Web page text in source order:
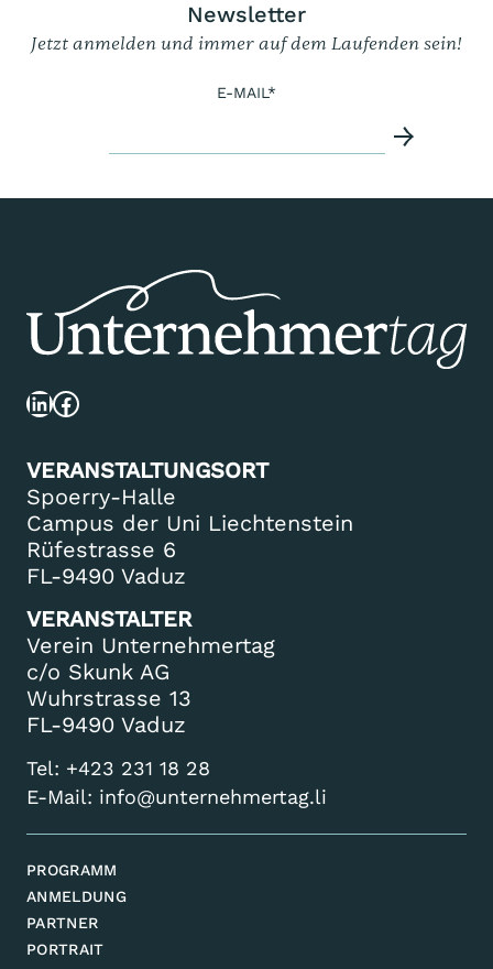
Newsletter
Jetzt anmelden und immer auf dem Laufenden sein!
E-MAIL*
LinkedIn
Facebook
VERANSTALTUNGSORT
Spoerry-Halle
Campus der Uni Liechtenstein
Rüfestrasse 6
FL-9490 Vaduz
VERANSTALTER
Verein Unternehmertag
c/o Skunk AG
Wuhrstrasse 13
FL-9490 Vaduz
Tel: +423 231 18 28
E-Mail: info@unternehmertag.li
PROGRAMM
ANMELDUNG
PARTNER
PORTRAIT